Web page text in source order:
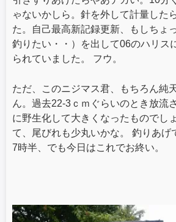
ゃないかしら。針を外して計量した
た。自己最高新記録更新、もしちょ
釣りたい・・）を出して06のハリス
られていました。 フウ。
ただ、このニジマス君、もちろん純
ん。過去22-3ｃｍぐらいのとき放流
に野生化して大きくなったものでし
て、尾びれも少丸いかな。 釣りあげ
7時半、でも今日はこれでお終い。